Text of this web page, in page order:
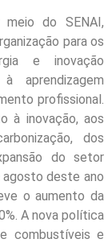
do SENAI,
para os
e inovação
aprendizagem
profissional.
à inovação, aos
dos
do setor
deste ano
o aumento da
A nova política
combustíveis e